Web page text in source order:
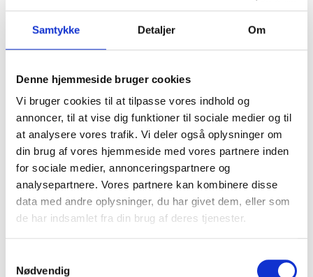
Samtykke Detaljer Om
Denne hjemmeside bruger cookies
Vi bruger cookies til at tilpasse vores indhold og
annoncer, til at vise dig funktioner til sociale medier og til
at analysere vores trafik. Vi deler også oplysninger om
din brug af vores hjemmeside med vores partnere inden
for sociale medier, annonceringspartnere og
analysepartnere. Vores partnere kan kombinere disse
data med andre oplysninger, du har givet dem, eller som
de har indsamlet fra din brug af deres tjenester.
Nødvendig
tøjvask
pdf / 109 kB
2021-09-08 Rengøring, lugtgener og fugt.
pdf / 152 kB